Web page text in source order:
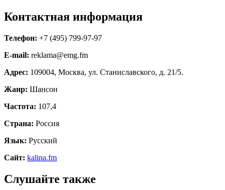
Контактная информация
Телефон: +7 (495) 799-97-97
E-mail: reklama@emg.fm
Адрес: 109004, Москва, ул. Станиславского, д. 21/5.
Жанр: Шансон
Частота: 107,4
Страна: Россия
Язык: Русский
Сайт: kalina.fm
Слушайте также